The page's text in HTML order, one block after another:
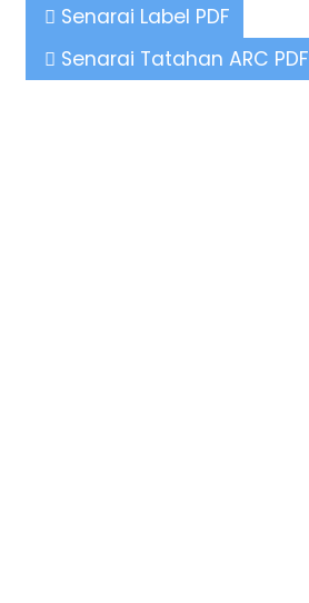
Senarai Label PDF
Senarai Tatahan ARC PDF